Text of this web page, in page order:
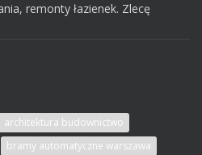
remonty łazienek. Zlecę
architektura budownictwo
bramy automatyczne warszawa